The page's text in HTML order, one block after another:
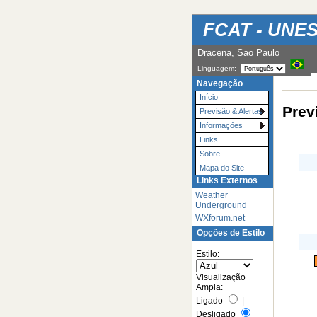
FCAT -
Dracena, Sao Paulo
Linguagem:
Navegação
Início
Previsão & Alertas
Informações
Links
Sobre
Mapa do Site
Links Externos
Weather
Underground
WXforum.net
Opções de Estilo
Estilo:
Visualização
Ampla:
Ligado
|
Desligado